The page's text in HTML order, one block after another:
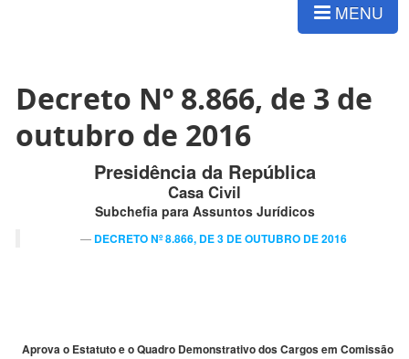
MENU
Decreto Nº 8.866, de 3 de
outubro de 2016
Presidência da República
Casa Civil
Subchefia para Assuntos Jurídicos
DECRETO Nº 8.866, DE 3 DE OUTUBRO DE 2016
Aprova o Estatuto e o Quadro Demonstrativo dos Cargos em Comissão